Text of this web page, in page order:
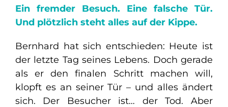
Ein fremder Besuch. Eine falsche Tür.
Und plötzlich steht alles auf der Kippe.
Bernhard hat sich entschieden: Heute ist
der letzte Tag seines Lebens. Doch gerade
als er den finalen Schritt machen will,
klopft es an seiner Tür – und alles ändert
sich. Der Besucher ist… der Tod. Aber